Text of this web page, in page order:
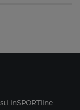
inSPORTline